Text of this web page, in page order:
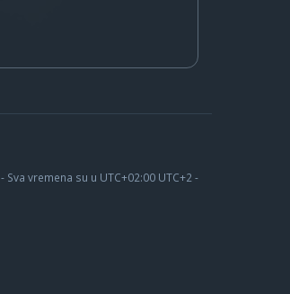
- Sva vremena su u UTC+02:00 UTC+2 -